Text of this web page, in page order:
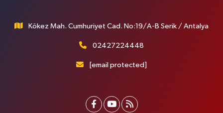
Kökez Mah. Cumhuriyet Cad. No:19/A-B Serik / Antalya
02427224448
[email protected]